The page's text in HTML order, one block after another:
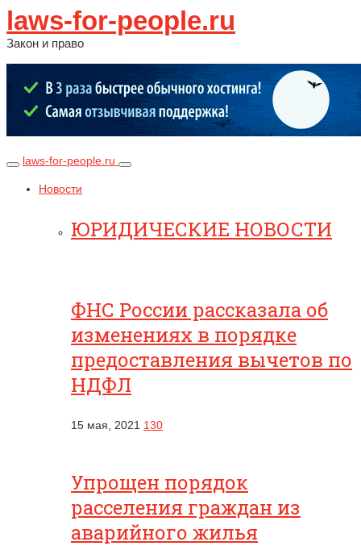
laws-for-people.ru
Закон и право
laws-for-people.ru
Новости
ЮРИДИЧЕСКИЕ НОВОСТИ
ФНС России рассказала об
изменениях в порядке
предоставления вычетов по
НДФЛ
15 мая, 2021 130
Упрощен порядок
расселения граждан из
аварийного жилья